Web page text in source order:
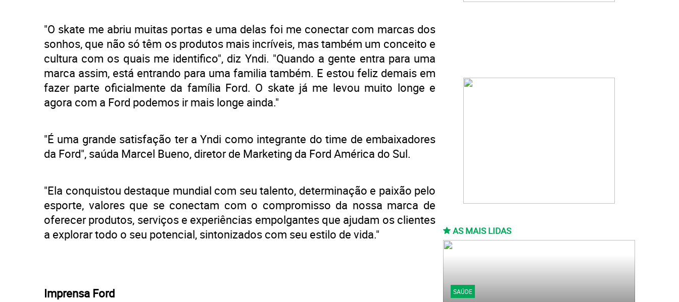
"O skate me abriu muitas portas e uma delas foi me conectar com marcas dos
sonhos, que não só têm os produtos mais incríveis, mas também um conceito e
cultura com os quais me identifico", diz Yndi. "Quando a gente entra para uma
marca assim, está entrando para uma familia também. E estou feliz demais em
fazer parte oficialmente da família Ford. O skate já me levou muito longe e
agora com a Ford podemos ir mais longe ainda."
"É uma grande satisfação ter a Yndi como integrante do time de embaixadores
da Ford", saúda Marcel Bueno, diretor de Marketing da Ford América do Sul.
"Ela conquistou destaque mundial com seu talento, determinação e paixão pelo
esporte, valores que se conectam com o compromisso da nossa marca de
oferecer produtos, serviços e experiências empolgantes que ajudam os clientes
a explorar todo o seu potencial, sintonizados com seu estilo de vida."
Imprensa Ford
AS MAIS LIDAS
SAÚDE